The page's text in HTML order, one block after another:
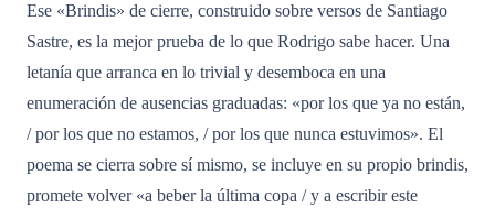
Ese «Brindis» de cierre, construido sobre versos de Santiago
Sastre, es la mejor prueba de lo que Rodrigo sabe hacer. Una
letanía que arranca en lo trivial y desemboca en una
enumeración de ausencias graduadas: «por los que ya no están,
/ por los que no estamos, / por los que nunca estuvimos». El
poema se cierra sobre sí mismo, se incluye en su propio brindis,
promete volver «a beber la última copa / y a escribir este